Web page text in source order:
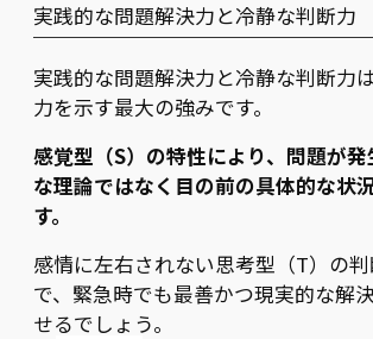
実践的な問題解決力と冷静な判断力
実践的な問題解決力と冷静な判断力
力を示す最大の強みです。
感覚型（S）の特性により、問題が
な理論ではなく目の前の具体的な状
す。
感情に左右されない思考型（T）の
で、緊急時でも最善かつ現実的な解
せるでしょう。